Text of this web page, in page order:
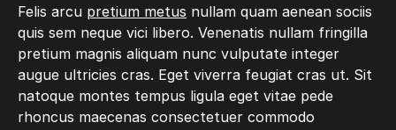
Felis arcu pretium metus nullam quam aenean sociis
quis sem neque vici libero. Venenatis nullam fringilla
pretium magnis aliquam nunc vulputate integer
augue ultricies cras. Eget viverra feugiat cras ut. Sit
natoque montes tempus ligula eget vitae pede
rhoncus maecenas consectetuer commodo